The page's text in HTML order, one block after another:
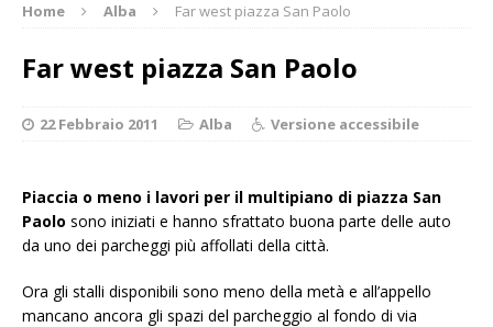
Home Alba Far west piazza San Paolo
Far west piazza San Paolo
22 Febbraio 2011 Alba Versione accessibile
Piaccia o meno i lavori per il multipiano di piazza San
Paolo sono iniziati e hanno sfrattato buona parte delle auto
da uno dei parcheggi più affollati della città.
Ora gli stalli disponibili sono meno della metà e all’appello
mancano ancora gli spazi del parcheggio al fondo di via